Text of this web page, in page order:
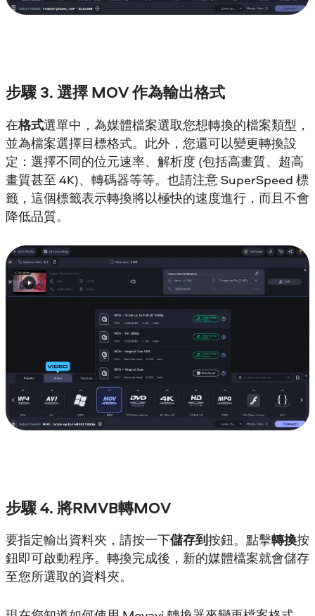
步驟 3. 選擇 MOV 作為輸出格式
在格式選單中，為媒體檔案選取您想轉換的檔案類型，
並為檔案選擇目標格式。此外，您還可以變更轉換設
定：選擇不同的位元速率、解析度 (包括高畫質、超高
畫質甚至 4K)、轉碼器等等。也請注意 SuperSpeed 標
籤，這個標籤表示轉換將以極快的速度進行，而且不會
降低品質。
步驟 4. 將RMVB轉MOV
要指定輸出資料夾，請按一下儲存到按鈕。點擊轉換按
鈕即可啟動程序。轉換完成後，新的媒體檔案就會儲存
至您所選取的資料夾。